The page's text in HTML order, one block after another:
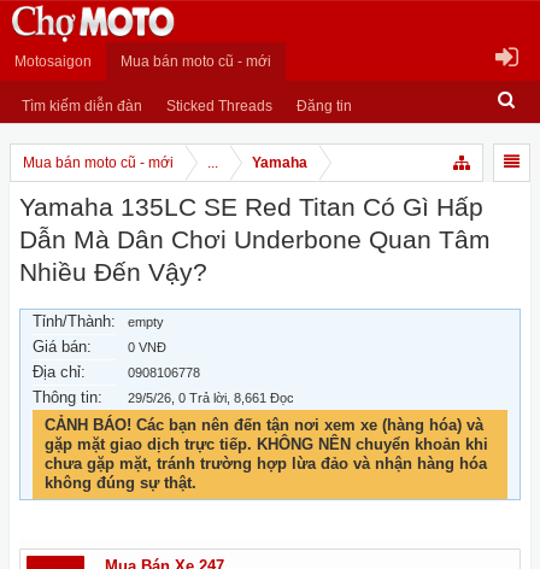
Motosaigon Mua bán moto cũ - mới
Tìm kiếm diễn đàn Sticked Threads Đăng tin
Mua bán moto cũ - mới ... Yamaha
Yamaha 135LC SE Red Titan Có Gì Hấp
Dẫn Mà Dân Chơi Underbone Quan Tâm
Nhiều Đến Vậy?
Tỉnh/Thành: empty
Giá bán: 0 VNĐ
Địa chỉ: 0908106778
Thông tin: 29/5/26 , 0 Trả lời, 8,661 Đọc
CẢNH BÁO! Các bạn nên đến tận nơi xem xe (hàng hóa) và
gặp mặt giao dịch trực tiếp. KHÔNG NÊN chuyển khoản khi
chưa gặp mặt, tránh trường hợp lừa đảo và nhận hàng hóa
không đúng sự thật.